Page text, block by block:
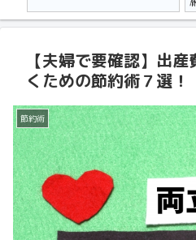
【夫婦で要確認】出
くための節約術７選！
節約術